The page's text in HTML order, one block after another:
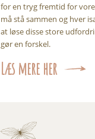
for en tryg fremtid for
må stå sammen og hver
at løse disse store
gør en forskel.
Læs mere her